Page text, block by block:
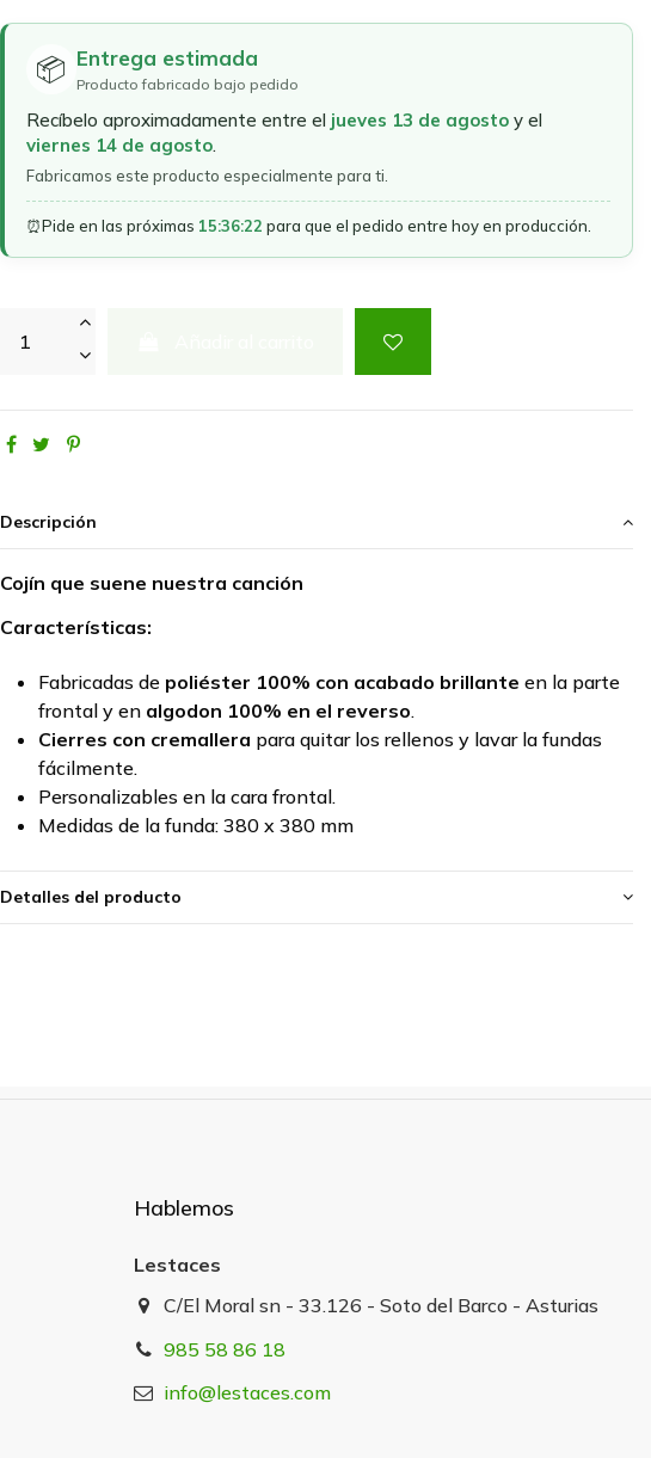
📦 Entrega estimada
Producto fabricado bajo pedido
Recíbelo aproximadamente entre el jueves 13 de agostoy el
viernes 14 de agosto.
Fabricamos este producto especialmente para ti.
⏰Pide en las próximas 15:36:22 para que el pedido entre hoy en producción.
Descripción
Cojín que suene nuestra canción
Características:
Fabricadas de poliéster 100% con acabado brillante en la parte
frontal y en algodon 100% en el reverso.
Cierres con cremallera para quitar los rellenos y lavar la fundas
fácilmente.
Personalizables en la cara frontal.
Medidas de la funda: 380 x 380 mm
Detalles del producto
Hablemos
Lestaces
C/El Moral sn - 33.126 - Soto del Barco - Asturias
985 58 86 18
info@lestaces.com